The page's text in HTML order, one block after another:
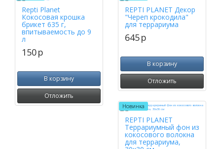
Repti Planet
Кокосовая крошка
брикет 635 г,
впитываемость до 9
л
150p
В корзину
Отложить
REPTI PLANET Декор
"Череп крокодила"
для террариума
645p
В корзину
Отложить
Новинка
REPTI PLANET
Террариумный фон из
кокосового волокна
для террариума,